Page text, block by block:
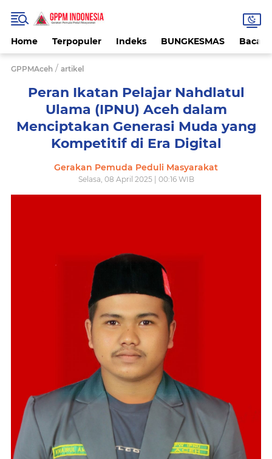
Home Terpopuler Indeks BUNGKESMAS
GPPMAceh / artikel
Peran Ikatan Pelajar Nahdlatul
Ulama (IPNU) Aceh dalam
Menciptakan Generasi Muda yang
Kompetitif di Era Digital
Gerakan Pemuda Peduli Masyarakat
Selasa, 08 April 2025 | 00:16 WIB